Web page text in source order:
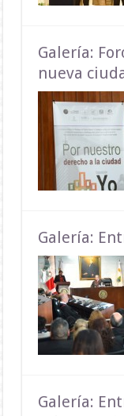
Galería:
nueva
Galería:
Galería: